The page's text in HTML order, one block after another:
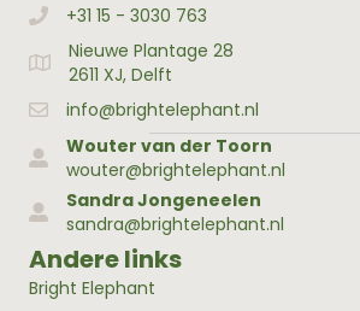
Bellen met Bright Elephant
+31 15 - 3030 763
Adres Bright Elephant
Nieuwe Plantage 28
2611 XJ, Delft
info@brightelephant.nl
Wouter van der Toorn
wouter@brightelephant.nl
Sandra Jongeneelen
sandra@brightelephant.nl
Andere links
Bright Elephant